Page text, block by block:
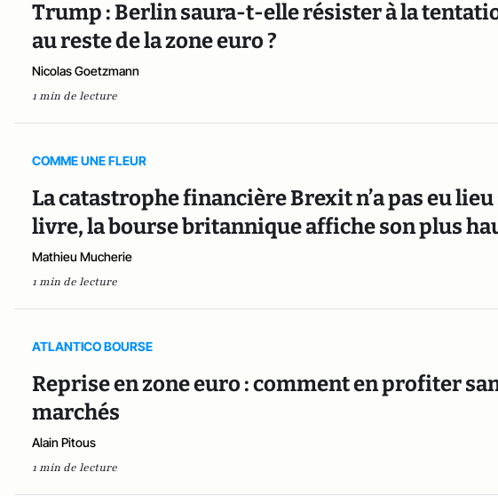
Trump : Berlin saura-t-elle résister à la
au reste de la zone euro ?
Nicolas Goetzmann
1 min de lecture
COMME UNE FLEUR
La catastrophe financière Brexit n’a pas eu
livre, la bourse britannique affiche son plus
Mathieu Mucherie
1 min de lecture
ATLANTICO BOURSE
Reprise en zone euro : comment en profiter
marchés
Alain Pitous
1 min de lecture